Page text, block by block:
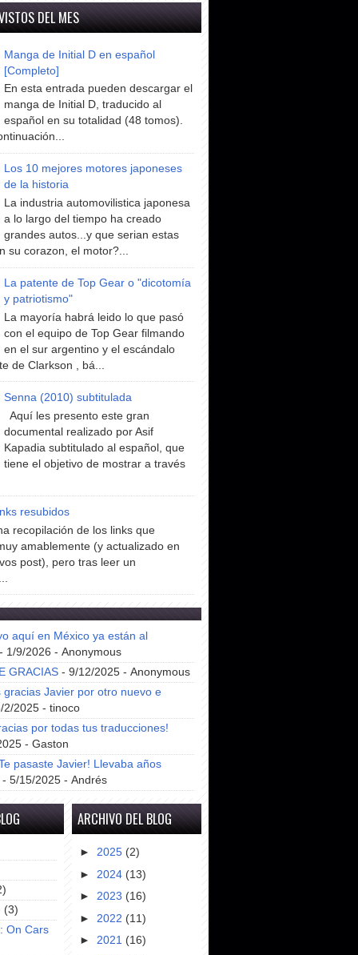
DEL MES
Manga de Initial D en español
[Completo]
En esta entrada pueden descargar el
manga de Initial D, traducido al
español en su totalidad (48 tomos).
Los 10 mejores motores japoneses
de la historia
La industria automovilistica japonesa
a lo largo del tiempo ha creado
grandes autos...y que serian estas
su corazon, el motor?...
La patente de Top Gear o "dicotomía
y patriotismo"
La mayoría habrá leido lo que pasó
con el equipo de Top Gear filmando
en el sur argentino y el escándalo
de Clarkson , bá...
Senna (2010) subtitulada
Aquí les presento este gran
documental realizado por Asif
Kapadia subtitulado al español, que
tiene el objetivo de mostrar a través
resubidos
recopilación de los links que
amablemente (y actualizado en
post), pero tras leer un
aquí en México ya están al
1/9/2026 - Anonymous
GRACIAS - 9/12/2025 - Anonymous
gracias Javier por otro nuevo e
2025 - tinoco
por todas tus traducciones!
- Gaston
pasaste Javier! Llevaba años
- 5/15/2025 - Andrés
(3)
On Cars
ARCHIVO DEL BLOG
► 2025 (2)
► 2024 (13)
► 2023 (16)
► 2022 (11)
► 2021 (16)